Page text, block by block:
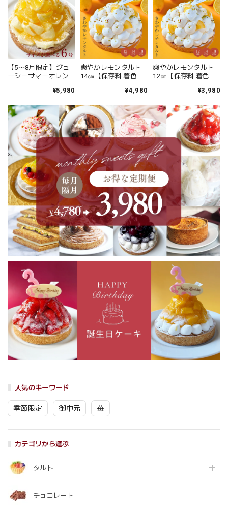
人気のキーワード
季節限定 御中元 苺
カテゴリから選ぶ
タルト
チョコレート
【5〜8月限定】ジュ
ーシーサマーオレン
【保存料 着色料 無添
せ お中元 御中元 夏ギ
フト 送料無料】
¥5,980
爽やかレモンタルト
14㎝【保存料 着色料
り寄せ お中元 御中元
¥4,980
爽やかレモンタルト
12㎝【保存料 着色料
り寄せ お中元 御中元
¥3,980